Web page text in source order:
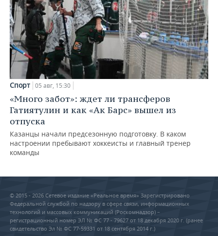
Спорт 05 авг, 15:30
«Много забот»: ждет ли трансферов
Гатиятулин и как «Ак Барс» вышел из
отпуска
Казанцы начали предсезонную подготовку. В каком
настроении пребывают хоккеисты и главный тренер
команды
© 2015 - 2026 Сетевое издание «Реальное время» Зарегистрировано
Федеральной службой по надзору в сфере связи, информационных
технологий и массовых коммуникаций (Роскомнадзор) –
регистрационный номер ЭЛ № ФС 77 - 79627 от 18 декабря 2020 г. (ранее
свидетельство Эл № ФС 77-59331 от 18 сентября 2014 г.)